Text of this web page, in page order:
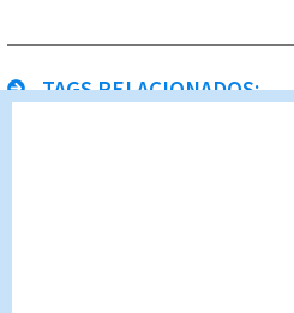
TAGS RELACIONADOS:
Queda prohibida la
autorizada constituye una